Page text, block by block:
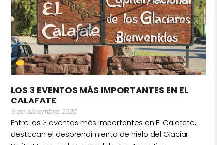
LOS 3 EVENTOS MÁS IMPORTANTES EN EL
CALAFATE
9 de diciembre, 2020
Entre los 3 eventos más importantes en El Calafate,
destacan el desprendimiento de hielo del Glaciar